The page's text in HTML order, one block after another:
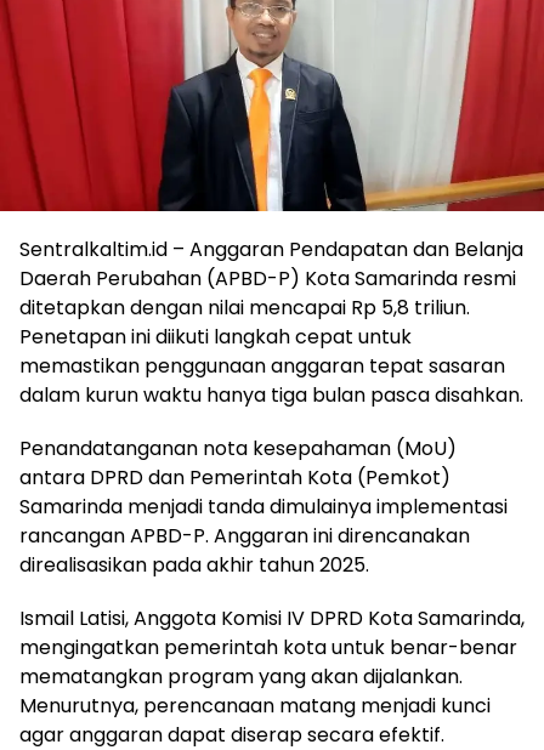
Sentralkaltim.id – Anggaran Pendapatan dan Belanja
Daerah Perubahan (APBD-P) Kota Samarinda resmi
ditetapkan dengan nilai mencapai Rp 5,8 triliun.
Penetapan ini diikuti langkah cepat untuk
memastikan penggunaan anggaran tepat sasaran
dalam kurun waktu hanya tiga bulan pasca disahkan.
Penandatanganan nota kesepahaman (MoU)
antara DPRD dan Pemerintah Kota (Pemkot)
Samarinda menjadi tanda dimulainya implementasi
rancangan APBD-P. Anggaran ini direncanakan
direalisasikan pada akhir tahun 2025.
Ismail Latisi, Anggota Komisi IV DPRD Kota Samarinda,
mengingatkan pemerintah kota untuk benar-benar
mematangkan program yang akan dijalankan.
Menurutnya, perencanaan matang menjadi kunci
agar anggaran dapat diserap secara efektif.